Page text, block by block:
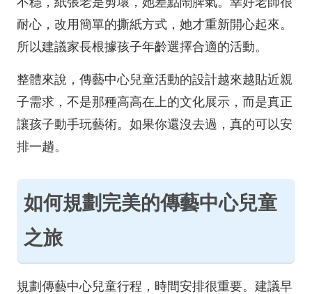
耐心，改用簡單的撕紙方式，她才重新開心起來。
所以建議家長根據孩子年齡選擇合適的活動。
整體來說，傳藝中心兒童活動的設計越來越貼近親
子需求，不是那種高高在上的文化展示，而是真正
讓孩子動手玩藝術。如果你還沒去過，真的可以安
排一趟。
如何規劃完美的傳藝中心兒童
之旅
規劃傳藝中心兒童行程，時間安排很重要。建議早